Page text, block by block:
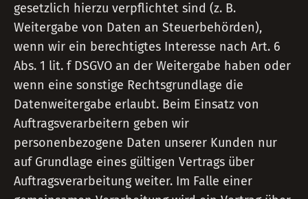
gesetzlich hierzu verpflichtet sind (z. B.
Weitergabe von Daten an Steuerbehörden),
wenn wir ein berechtigtes Interesse nach Art. 6
Abs. 1 lit. f DSGVO an der Weitergabe haben oder
wenn eine sonstige Rechtsgrundlage die
Datenweitergabe erlaubt. Beim Einsatz von
Auftragsverarbeitern geben wir
personenbezogene Daten unserer Kunden nur
auf Grundlage eines gültigen Vertrags über
Auftragsverarbeitung weiter. Im Falle einer